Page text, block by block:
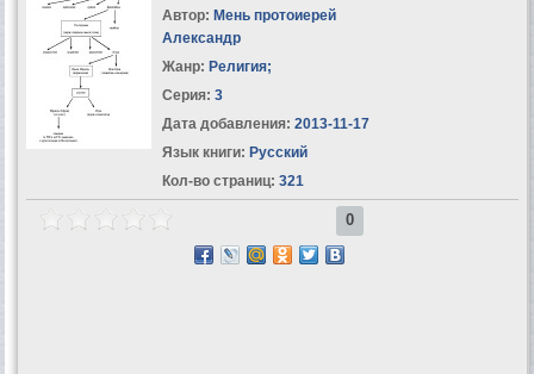
Автор: Мень протоиерей
Александр
Жанр: Религия;
Серия: 3
Дата добавления: 2013-11-17
Язык книги: Русский
Кол-во страниц: 321
0